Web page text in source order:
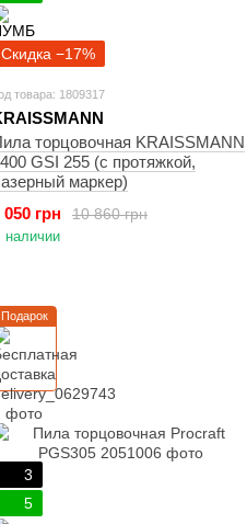
Скидка −17%
товара: 1809317
торцовочная KRAISSMANN
GSI 255 (с протяжкой,
маркер)
10 860 грн
050 грн
наличии
Подарок
3
5